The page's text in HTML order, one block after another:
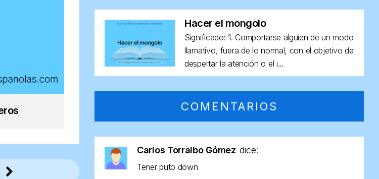
Hacer el mongolo
Significado: 1. Comportarse alguien de un modo
llamativo, fuera de lo normal, con el objetivo de
despertar la atención o el i...
COMENTARIOS
Carlos Torralbo Gómez dice:
Tener puto down